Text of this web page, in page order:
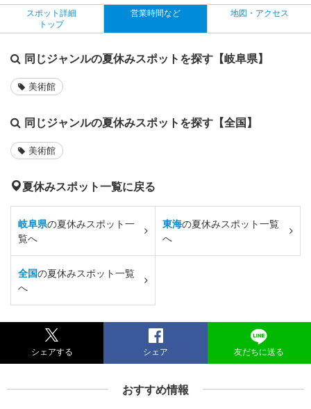
スポット詳細
トップ
営業時間など 地図・アクセス
同じジャンルの夏休みスポットを探す【岐阜県】
美術館
同じジャンルの夏休みスポットを探す【全国】
美術館
夏休みスポット一覧に戻る
岐阜県の夏休みスポット一
覧へ
東海の夏休みスポット一覧
へ
全国の夏休みスポット一覧
へ
シェアする シェア 友だちに送る
おすすめ情報